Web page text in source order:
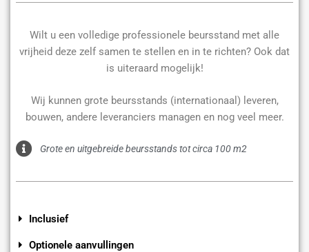
Wilt u een volledige professionele beursstand met alle
vrijheid deze zelf samen te stellen en in te richten? Ook dat
is uiteraard mogelijk!
Wij kunnen grote beursstands (internationaal) leveren,
bouwen, andere leveranciers managen en nog veel meer.
Grote en uitgebreide beursstands tot circa 100 m2
Inclusief
Optionele aanvullingen